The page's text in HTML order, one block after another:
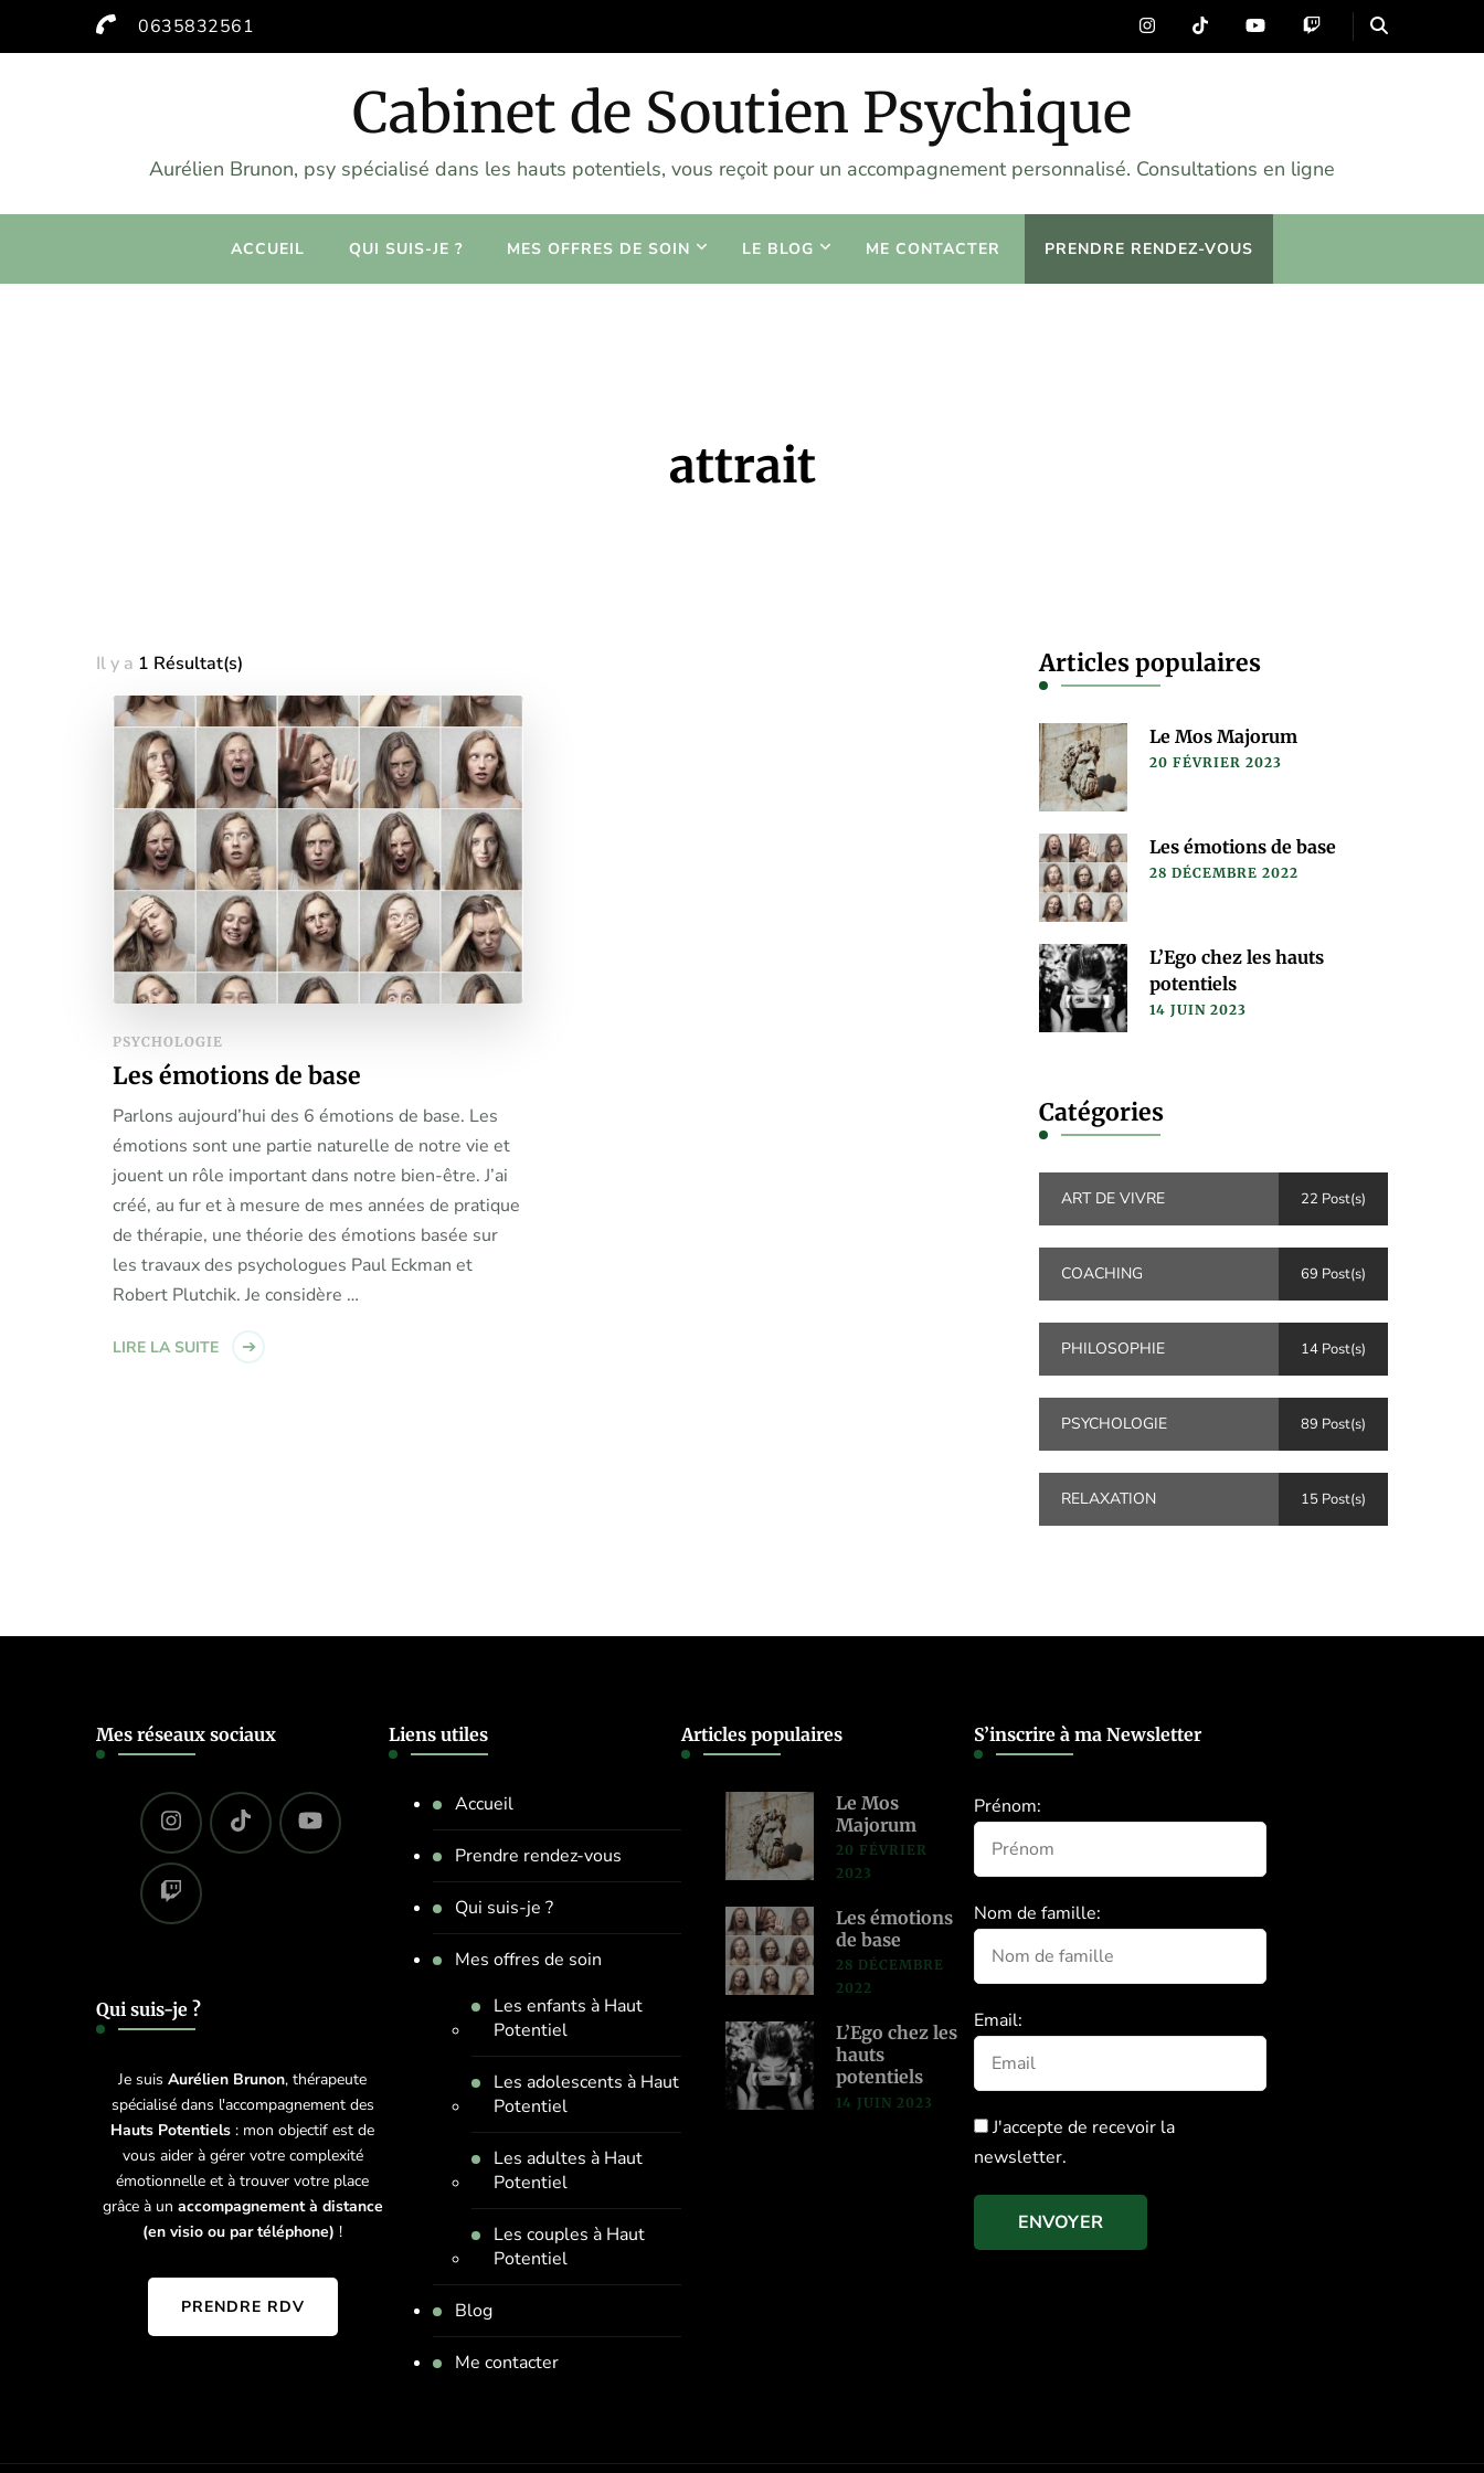
0635832561
Cabinet de Soutien Psychique
Aurélien Brunon, psy spécialisé dans les hauts potentiels, vous reçoit pour un accompagnement personnalisé. Consultations en ligne
ACCUEIL QUI SUIS-JE ? MES OFFRES DE SOIN LE BLOG ME CONTACTER PRENDRE RENDEZ-VOUS
attrait
Il y a 1 Résultat(s)
PSYCHOLOGIE
Les émotions de base
Parlons aujourd’hui des 6 émotions de base. Les
émotions sont une partie naturelle de notre vie et
jouent un rôle important dans notre bien-être. J’ai
créé, au fur et à mesure de mes années de pratique
de thérapie, une théorie des émotions basée sur
les travaux des psychologues Paul Eckman et
Robert Plutchik. Je considère …
LIRE LA SUITE
Articles populaires
Le Mos Majorum
20 FÉVRIER 2023
Les émotions de base
28 DÉCEMBRE 2022
L’Ego chez les hauts
potentiels
14 JUIN 2023
Catégories
ART DE VIVRE 22 Post(s)
COACHING 69 Post(s)
PHILOSOPHIE 14 Post(s)
PSYCHOLOGIE 89 Post(s)
RELAXATION 15 Post(s)
Mes réseaux sociaux
Qui suis-je ?
Je suisAurélien Brunon, thérapeute
spécialisé dans l'accompagnement des
Hauts Potentiels : mon objectif est de
vous aider à gérer votre complexité
émotionnelle et à trouver votre place
grâce à un accompagnement à distance
(en visio ou par téléphone) !
PRENDRE RDV
Liens utiles
Accueil
Prendre rendez-vous
Qui suis-je ?
Mes offres de soin
Les enfants à Haut
Potentiel
Les adolescents à Haut
Potentiel
Les adultes à Haut
Potentiel
Les couples à Haut
Potentiel
Blog
Me contacter
Articles populaires
Le Mos
Majorum
20 FÉVRIER
2023
Les émotions
de base
28 DÉCEMBRE
2022
L’Ego chez les
hauts
potentiels
14 JUIN 2023
S’inscrire à ma Newsletter
Prénom:
Nom de famille:
Email:
J'accepte de recevoir la
newsletter.
ENVOYER